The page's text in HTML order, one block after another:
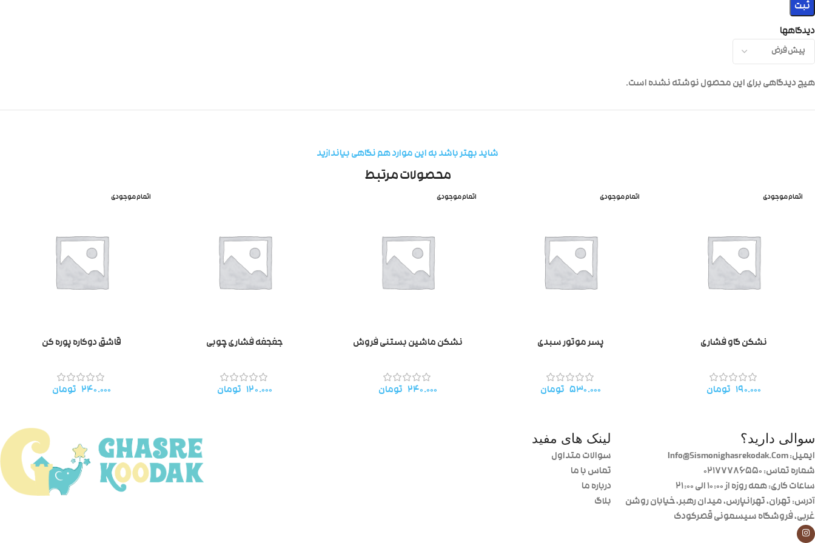
دیدگاهها
هیچ دیدگاهی برای این محصول نوشته نشده است.
شاید بهتر باشد به این موارد هم نگاهی بیاندازید
محصولات مرتبط
اتمام موجودی
نشکن گاو فشاری
۱۹۰.۰۰۰ تومان
اتمام موجودی
پسر موتور سبدی
۵۳۰.۰۰۰ تومان
اتمام موجودی
نشکن ماشین بستنی فروش
۲۴۰.۰۰۰ تومان
جغجغه فشاری چوبی
۱۲۰.۰۰۰ تومان
اتمام موجودی
قاشق دوکاره پوره کن
۲۴۰.۰۰۰ تومان
سوالی دارید؟
ایمیل: Info@Sismonighasrekodak.Com
شماره تماس: 02177786550
ساعات کاری: همه روزه از ۱۰:۰۰ الی ۲۱:۰۰
آدرس: تهران، تهرانپارس، میدان رهبر، خیابان روشن
غربی، فروشگاه سیسمونی قصرکودک
لینک های مفید
سوالات متداول
تماس با ما
درباره ما
بلاگ